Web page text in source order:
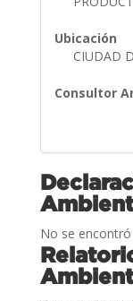
Ubicación
CIUDAD
Consultor
No se